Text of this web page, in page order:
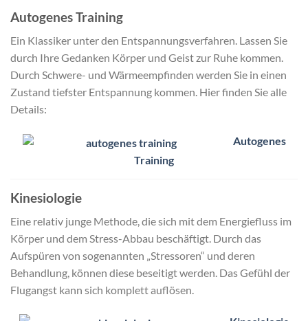
Autogenes Training
Ein Klassiker unter den Entspannungsverfahren. Lassen Sie
durch Ihre Gedanken Körper und Geist zur Ruhe kommen.
Durch Schwere- und Wärmeempfinden werden Sie in einen
Zustand tiefster Entspannung kommen. Hier finden Sie alle
Details:
Autogenes
Training
Kinesiologie
Eine relativ junge Methode, die sich mit dem Energiefluss im
Körper und dem Stress-Abbau beschäftigt. Durch das
Aufspüren von sogenannten „Stressoren“ und deren
Behandlung, können diese beseitigt werden. Das Gefühl der
Flugangst kann sich komplett auflösen.